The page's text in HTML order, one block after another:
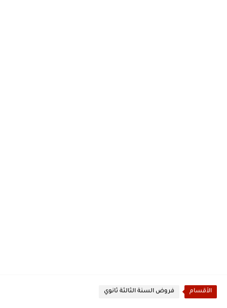
الأقسام فروض السنة الثالثة ثانوي